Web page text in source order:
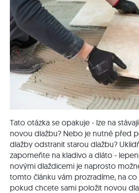
Tato otázka se opakuje - lze na
novou dlažbu? Nebo je nutné před
dlažby odstranit starou dlažbu?
zapomeňte na kladivo a dláto -
novými dlaždicemi je naprosto
tomto článku vám prozradíme, na
pokud chcete sami položit novou